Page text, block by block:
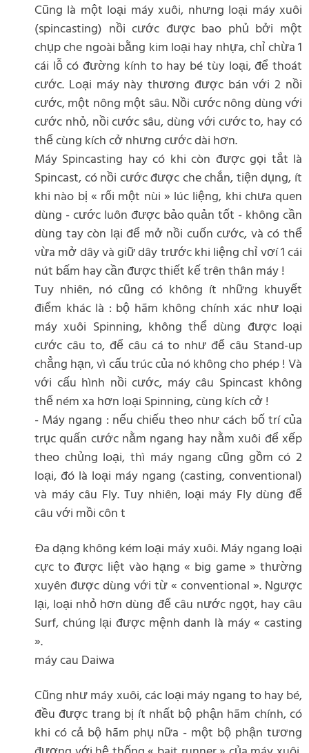
Cũng là một loại máy xuôi, nhưng loại máy xuôi
(spincasting) nồi cước được bao phủ bởi một
chụp che ngoài bằng kim loại hay nhựa, chỉ chừa 1
cái lỗ có đường kính to hay bé tùy loại, để thoát
cước. Loại máy này thương được bán với 2 nồi
cước, một nông một sâu. Nồi cước nông dùng với
cước nhỏ, nồi cước sâu, dùng với cước to, hay có
thể cùng kích cở nhưng cước dài hơn.
Máy Spincasting hay có khi còn được gọi tắt là
Spincast, có nồi cước được che chắn, tiện dụng, ít
khi nào bị « rối một nùi » lúc liệng, khi chưa quen
dùng - cước luôn được bảo quản tốt - không cần
dùng tay còn lại để mở nồi cuốn cước, và có thể
vừa mở dây và giữ dây trước khi liệng chỉ vơí 1 cái
nút bấm hay cần được thiết kế trên thân máy !
Tuy nhiên, nó cũng có không ít những khuyết
điểm khác là : bộ hãm không chính xác như loại
máy xuôi Spinning, không thể dùng được loại
cước câu to, để câu cá to như để câu Stand-up
chẳng hạn, vì cấu trúc của nó không cho phép ! Và
với cấu hình nồi cước, máy câu Spincast không
thể ném xa hơn loại Spinning, cùng kích cở !
- Máy ngang : nếu chiếu theo như cách bố trí của
trục quấn cước nằm ngang hay nằm xuôi để xếp
theo chủng loại, thì máy ngang cũng gồm có 2
loại, đó là loại máy ngang (casting, conventional)
và máy câu Fly. Tuy nhiên, loại máy Fly dùng để
câu với mồi côn t
Đa dạng không kém loại máy xuôi. Máy ngang loại
cực to được liệt vào hạng « big game » thường
xuyên được dùng với từ « conventional ». Ngược
lại, loại nhỏ hơn dùng để câu nước ngọt, hay câu
Surf, chúng lại được mệnh danh là máy « casting
».
máy cau Daiwa
Cũng như máy xuôi, các loại máy ngang to hay bé,
đều được trang bị ít nhất bộ phận hãm chính, có
khi có cả bộ hãm phụ nữa - một bộ phận tương